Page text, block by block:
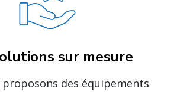
sur mesure
proposons des équipements